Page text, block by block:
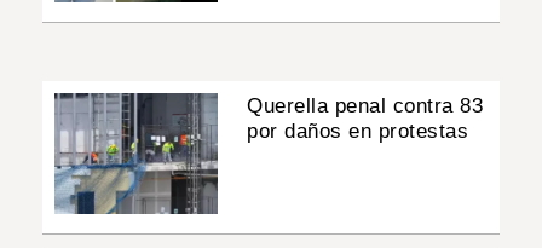
Querella penal contra 83
por daños en protestas